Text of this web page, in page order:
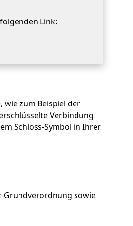
Link:
wie zum Beispiel der
Verbindung
Schloss-Symbol in Ihrer
Grundverordnung sowie